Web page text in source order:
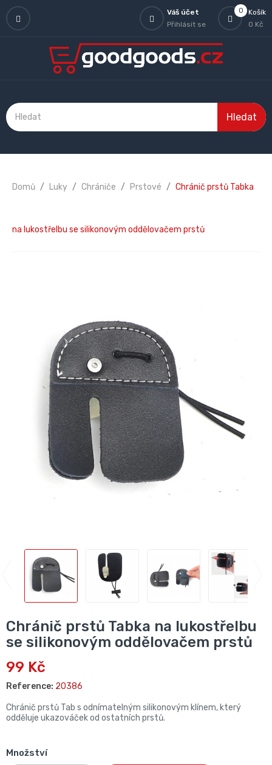
0
Košík
0 Kč
Váš účet
Přihlásit se
Hledat
Domů Luky Chrániče Prstové Chránič prstů Tabka
na lukostřelbu se silikonovým oddělovačem prstů
Chránič prstů Tabka na lukostřelbu
se silikonovým oddělovačem prstů
99 Kč
Reference: 20386
Chránič prstů Tab s odnímatelným silikonovým klínem, který
odděluje ukazováček od ostatních prstů.
Množství